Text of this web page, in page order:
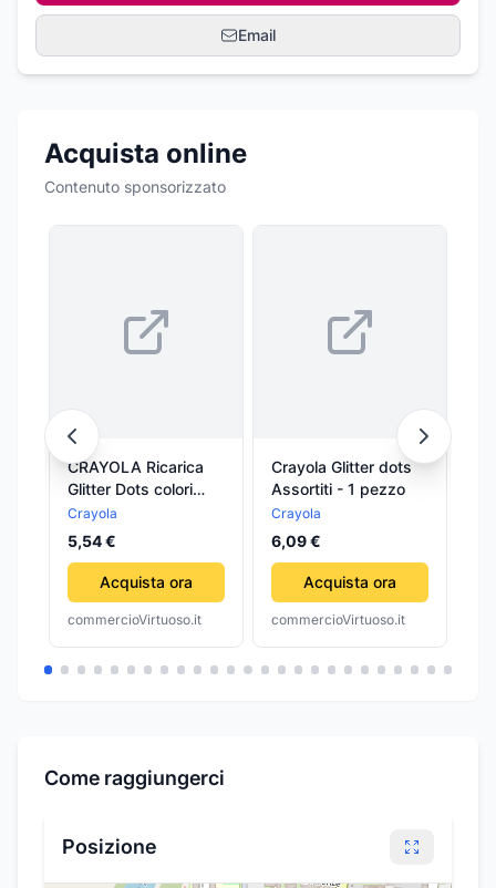
Email
Acquista online
Contenuto sponsorizzato
CRAYOLA Ricarica
Glitter Dots colori
classici
Crayola
5,54 €
Acquista ora
commercioVirtuoso.it
Crayola Glitter dots
Assortiti - 1 pezzo
Crayola
6,09 €
Acquista ora
commercioVirtuoso.it
Come raggiungerci
Posizione